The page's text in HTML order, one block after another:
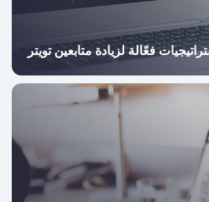
فعّالة لزيادة متابعين تويتر